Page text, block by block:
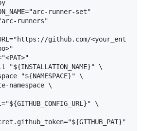
github.com/<your_ent
\